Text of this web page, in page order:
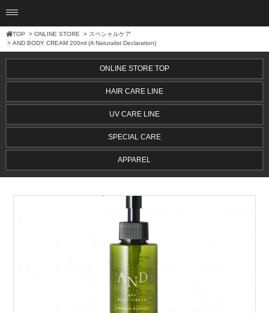
TOP >ONLINE STORE > スペシャルケア
> AND BODY CREAM 200ml (A Naturalist Declaration)
ONLINE STORE TOP
HAIR CARE LINE
UV CARE LINE
SPECIAL CARE
APPAREL